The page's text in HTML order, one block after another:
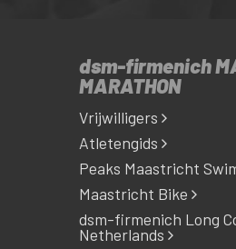
dsm-firmenich
MARATHON
Vrijwilligers
Atletengids
Peaks Maastricht
Maastricht Bike
dsm-firmenich Long
Netherlands